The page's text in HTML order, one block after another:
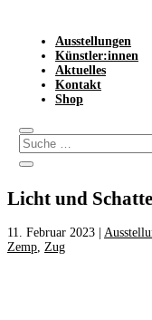
Ausstellungen
Künstler:innen
Aktuelles
Kontakt
Shop
Licht und
11. Februar 2023
Zemp, Zug